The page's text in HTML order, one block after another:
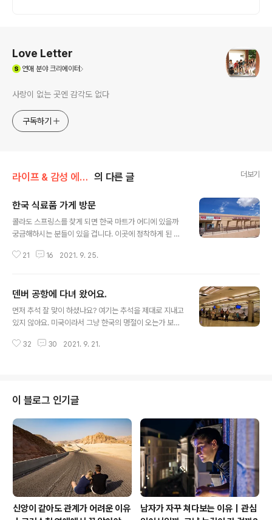
Love Letter
연애 분야 크리에이터
사랑이 없는 곳엔 감각도 없다
구독하기
라이프 & 감성 에세이/미국 일상 의 다른 글 더보기
한국 식료품 가게 방문
콜라도 스프링스를 찾게 되면 한국 마트가 어디에 있을까
궁금해하시는 분들이 있을 겁니다. 이곳에 정착하게 된 지
다. 한국 마트는 미국 생활에 큰 도움을 줍니다. 특히 한국
비슷하게 내어 보는 흉내를 내기도 합니다. 오늘 찾게 된 한
국 마트의 분위기는 아주 조용하고 많은 사람이 붐비지 않
은 장소입니다. "아시아나" 이름의 마트입니다. 큰딸과 함
봐요. 마켓 아시아나 비디오 이런 글이 크게 한글로 적혀 있
21 16 2021. 9. 25.
덴버 공항에 다녀 왔어요.
먼저 추석 잘 맞이 하셨나요? 여기는 추석을 제대로 지내고
있지 않아요. 미국이라서 그냥 한국의 명절이 오는가 보다
계실 줄 믿어요. 오늘 이야기는 막내가 노스캐롤라이나에
버로 바로 오는 직행 비행기 탑승 시간을 놓치게 되었다지
뭡니까. 그래서 대기자 명단으로 해서 타고 온 비행기는 볼
트 모어와 플로리다 주, 두 곳을 경유해서 덴버까지 오게 되
었답니다. 도착한 시간은 오후 2시간 30분이었습니다. 필
자와 큰딸 아라가 함께 고속도로를 타고 댄버 공항까지 가
게 되었지요. 이곳 콜로라도 ..
32 30 2021. 9. 21.
이 블로그 인기글
신앙이 같아도 관계가 어려운 이유
남자가 자꾸 쳐다보는 이유｜관심